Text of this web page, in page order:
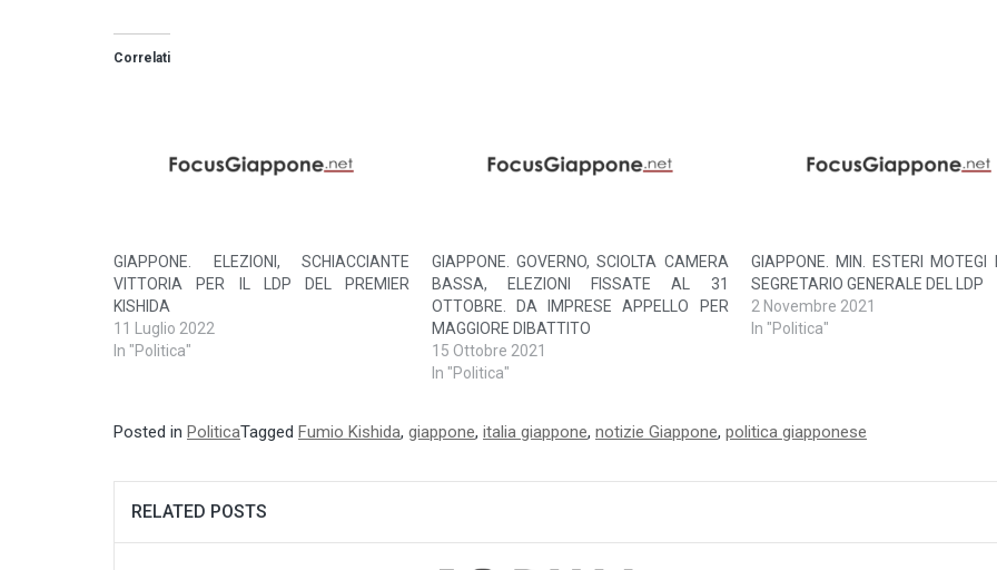
Correlati
GIAPPONE. ELEZIONI, SCHIACCIANTE
VITTORIA PER IL LDP DEL PREMIER
KISHIDA
11 Luglio 2022
In "Politica"
GIAPPONE. GOVERNO, SCIOLTA CAMERA
BASSA, ELEZIONI FISSATE AL 31
OTTOBRE. DA IMPRESE APPELLO PER
MAGGIORE DIBATTITO
15 Ottobre 2021
In "Politica"
GIAPPONE. MIN. ESTERI MOTEGI
SEGRETARIO GENERALE DEL LDP
2 Novembre 2021
In "Politica"
Posted in PoliticaTagged Fumio Kishida, giappone, italia giappone, notizie Giappone, politica giapponese
RELATED POSTS